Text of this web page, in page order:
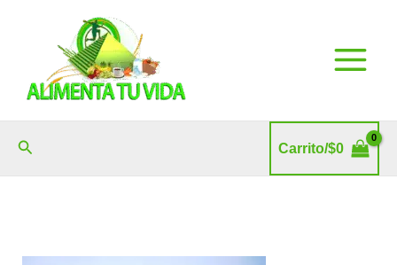
Buscar Carrito/$0